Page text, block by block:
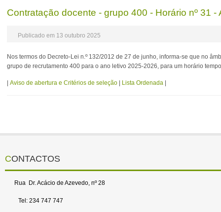
Contratação docente - grupo 400 - Horário nº 31
Publicado em 13 outubro 2025
Nos termos do Decreto-Lei n.º 132/2012 de 27 de junho, informa-se que no
grupo de recrutamento 400 para o ano letivo 2025-2026, para um horário
Aviso de abertura e Critérios de seleção Lista Ordenada
CONTACTOS
Rua Dr. Acácio de Azevedo, nº 28
Tel: 234 747 747